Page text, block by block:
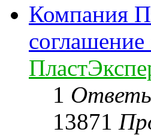
Компания
соглашение
1
13871